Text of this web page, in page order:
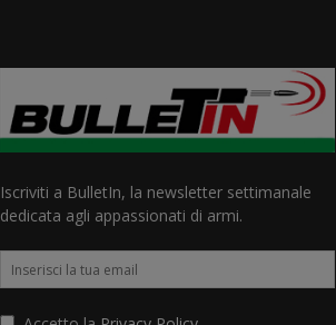
Iscriviti a BulletIn, la newsletter settimanale
dedicata agli appassionati di armi.